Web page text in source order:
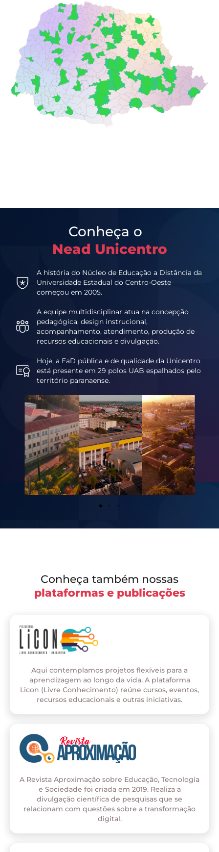
Conheça o
Nead Unicentro
A história do Núcleo de Educação a Distância da
Universidade Estadual do Centro-Oeste
começou em 2005.
A equipe multidisciplinar atua na concepção
pedagógica, design instrucional,
acompanhamento, atendimento, produção de
recursos educacionais e divulgação.
Hoje, a EaD pública e de qualidade da Unicentro
está presente em 29 polos UAB espalhados pelo
território paranaense.
Conheça também nossas
plataformas e publicações
Aqui contemplamos projetos flexíveis para a
aprendizagem ao longo da vida. A plataforma
Licon (Livre Conhecimento) reúne cursos, eventos,
recursos educacionais e outras iniciativas.
A Revista Aproximação sobre Educação, Tecnologia
e Sociedade foi criada em 2019. Realiza a
divulgação científica de pesquisas que se
relacionam com questões sobre a transformação
digital.